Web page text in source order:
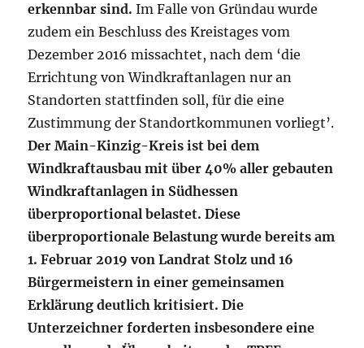
erkennbar sind. Im Falle von Gründau wurde
zudem ein Beschluss des Kreistages vom
Dezember 2016 missachtet, nach dem ‘die
Errichtung von Windkraftanlagen nur an
Standorten stattfinden soll, für die eine
Zustimmung der Standortkommunen vorliegt’.
Der Main-Kinzig-Kreis ist bei dem
Windkraftausbau mit über 40% aller gebauten
Windkraftanlagen in Südhessen
überproportional belastet. Diese
überproportionale Belastung wurde bereits am
1. Februar 2019 von Landrat Stolz und 16
Bürgermeistern in einer gemeinsamen
Erklärung deutlich kritisiert. Die
Unterzeichner forderten insbesondere eine